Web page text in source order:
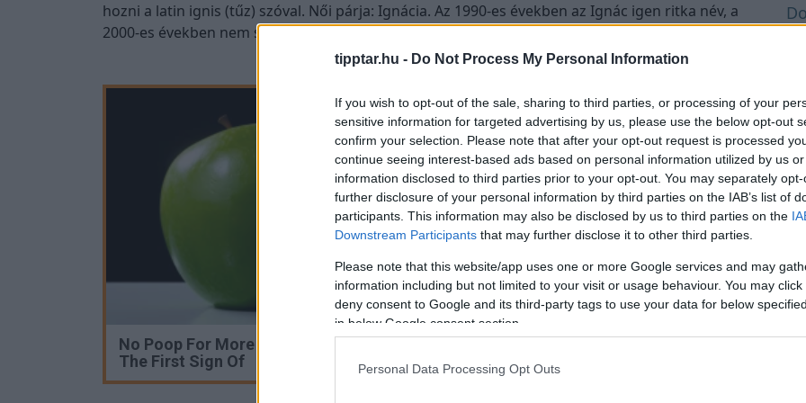
tipptar.hu - Do Not Process My Personal Information
If you wish to opt-out of the sale, sharing to third parties, or processing of your
sensitive information for targeted advertising by us, please use the below opt-out
confirm your selection. Please note that after your opt-out request is processed
continue seeing interest-based ads based on personal information utilized by us
information disclosed to third parties prior to your opt-out. You may separately
further disclosure of your personal information by third parties on the IAB’s list of
participants. This information may also be disclosed by us to third parties on the
Downstream Participants that may further disclose it to other third parties.
Please note that this website/app uses one or more Google services and may
information including but not limited to your visit or usage behaviour. You may
deny consent to Google and its third-party tags to use your data for below
in below Google consent section.
Personal Data Processing Opt Outs
hozni a latin ignis (tűz) szóval. Női párja: Ignácia. Az 1990-es években az Ignác igen ritka név, a
2000-es években nem szerepel a 100 leggyakoribb férfi név között.
No Poop For More Than 2 Days - It's
The First Sign Of
One Teaspoon And All The Worms In
The Body Die Instantly